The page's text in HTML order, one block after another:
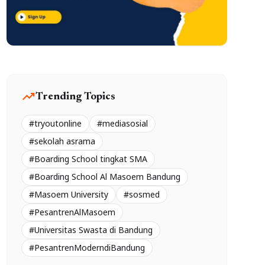
trending_upTrending Topics
#tryoutonline
#mediasosial
#sekolah asrama
#Boarding School tingkat SMA
#Boarding School Al Masoem Bandung
#Masoem University
#sosmed
#PesantrenAlMasoem
#Universitas Swasta di Bandung
#PesantrenModerndiBandung